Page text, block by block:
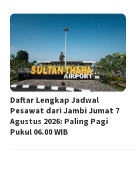
Daftar Lengkap Jadwal
Pesawat dari Jambi Jumat 7
Agustus 2026: Paling Pagi
Pukul 06.00 WIB